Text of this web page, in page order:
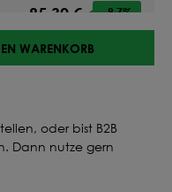
85,30 € -9.7%
86,12 €
WARENKORB
oder bist B2B
Dann nutze gern